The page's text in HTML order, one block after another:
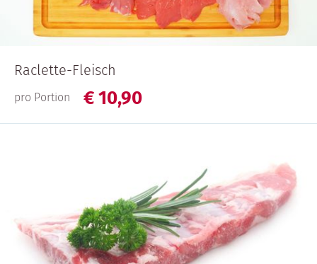
Raclette-Fleisch
pro Portion €10,90